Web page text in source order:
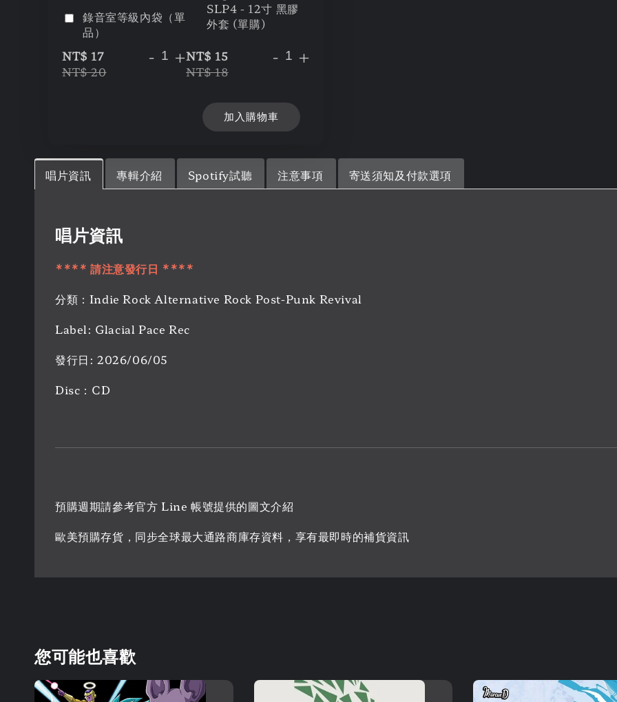
錄音室等級內袋（單
品）
NT$ 17
NT$ 20
- +
SLP4 - 12寸 黑膠
外套 (單購)
NT$ 15
NT$ 18
- +
加入購物車
唱片資訊 專輯介紹 Spotify試聽 注意事項 寄送須知及付款選項
唱片資訊
**** 請注意發行日 ****
分類：Indie Rock Alternative Rock Post-Punk Revival
Label: Glacial Pace Rec
發行日: 2026/06/05
Disc：CD
預購週期請參考官方 Line 帳號提供的圖文介紹
歐美預購存貨，同步全球最大通路商庫存資料，享有最即時的補貨資訊
您可能也喜歡